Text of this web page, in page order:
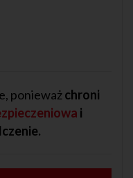
ponieważchroni
i